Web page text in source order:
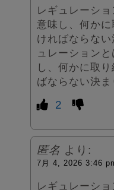
レギュレーシ
意味し、何か
ければならな
ュレーション
し、何かに取
ばならない決
2
匿名 より:
7月 4, 2026 3:46
レギュレーシ